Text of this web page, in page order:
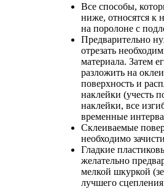
Все способы,
ниже, относятся к
на поролоне с
Предварительно
отрезать
материала. Затем
разложить на
поверхность и
наклейки (учесть
наклейки, все
временные
Склеиваемые
необходимо
Гладкие
желательно
мелкой шкуркой
лучшего